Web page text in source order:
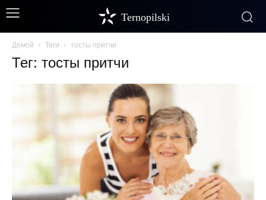
Ternopilski
Домой Теги тосты притчи
Тег: тосты притчи